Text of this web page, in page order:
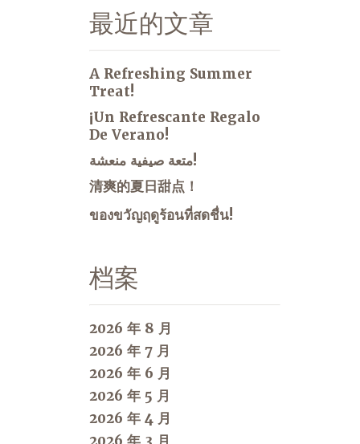
最近的文章
A Refreshing Summer
Treat!
¡Un Refrescante Regalo
De Verano!
متعة صيفية منعشة!
清爽的夏日甜点！
ของขวัญฤดูร้อนที่สดชื่น!
档案
2026 年 8 月
2026 年 7 月
2026 年 6 月
2026 年 5 月
2026 年 4 月